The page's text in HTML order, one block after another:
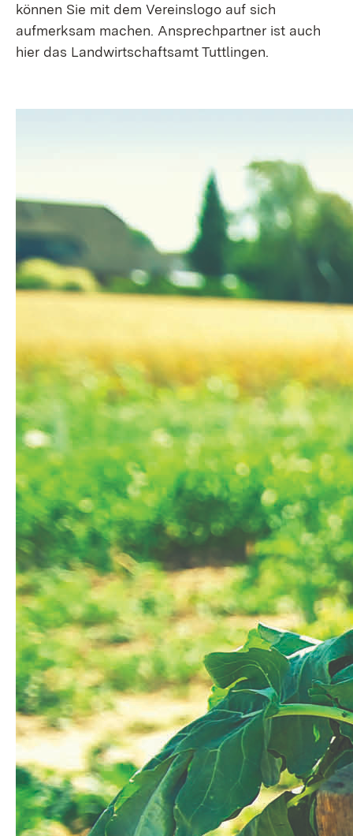
können Sie mit dem Vereinslogo auf sich
aufmerksam machen. Ansprechpartner ist auch
hier das Landwirtschaftsamt Tuttlingen.